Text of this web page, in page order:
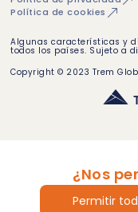
¿Nos
Permitir
Política de cookies
Algunas características y
todos los países. Sujeto a
Copyright © 2023 Trem